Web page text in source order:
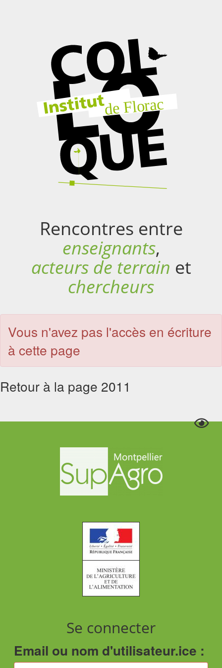
Rencontres entre
enseignants,
acteurs de terrain et
chercheurs
Vous n'avez pas l'accès en écriture
à cette page
Retour à la page 2011
Se connecter
Email ou nom d'utilisateur.ice